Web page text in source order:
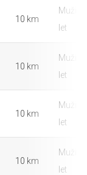
10 km
Muži
let
10 km
Muži
let
10 km
Muži
let
10 km
Muži
let